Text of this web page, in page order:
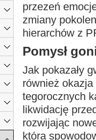
przezeń
zmiany
hierarchów z
Pomysł
Jak pokazały
również
tegorocznych
likwidację
rozwijając
która